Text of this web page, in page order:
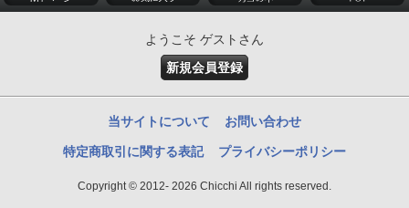
ようこそ ゲストさん
新規会員登録
当サイトについて お問い合わせ
特定商取引に関する表記 プライバシーポリシー
Copyright © 2012- 2026 Chicchi All rights reserved.